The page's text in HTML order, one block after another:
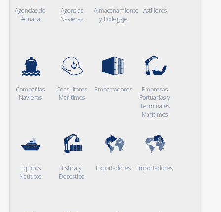
Agencias de
Aduana
Agencias
Navieras
Almacenamiento
y Bodegaje
Astilleros
Compañías
Navieras
Consultores
Marítimos
Embarcadores
Empresas
Portuarias y
Terminales
Marítimos
Equipos
Naúticos
Estiba y
Desestiba
Exportadores Importadores